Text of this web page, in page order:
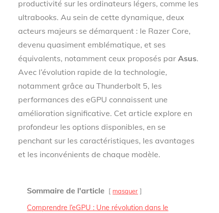
productivité sur les ordinateurs légers, comme les
ultrabooks. Au sein de cette dynamique, deux
acteurs majeurs se démarquent : le Razer Core,
devenu quasiment emblématique, et ses
équivalents, notamment ceux proposés parAsus.
Avec l’évolution rapide de la technologie,
notamment grâce au Thunderbolt 5, les
performances des eGPU connaissent une
amélioration significative. Cet article explore en
profondeur les options disponibles, en se
penchant sur les caractéristiques, les avantages
et les inconvénients de chaque modèle.
Sommaire de l'article masquer
Comprendre l’eGPU : Une révolution dans le